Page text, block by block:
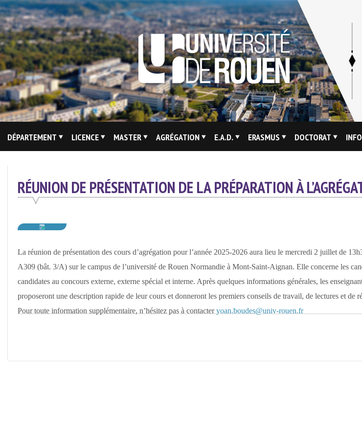
Skip
to
content
Site
Du
Département
Lettres
Modernes
Rouen
DÉPARTEMENT LICENCE MASTER AGRÉGATION E.A.D. ERASMUS DOCTORAT
RÉUNION DE PRÉSENTATION DE LA PRÉPARATION À
La réunion de présentation des cours d’agrégation pour l’année 2025-2026 aura lieu le mercredi 2 juillet de
A309 (bât. 3/A) sur le campus de l’université de Rouen Normandie à Mont-Saint-Aignan. Elle concerne les
candidates au concours externe, externe spécial et interne. Après quelques informations générales, les
proposeront une description rapide de leur cours et donneront les premiers conseils de travail, de lectures et de
Pour toute information supplémentaire, n’hésitez pas à contacteryoan.boudes@univ-rouen.fr